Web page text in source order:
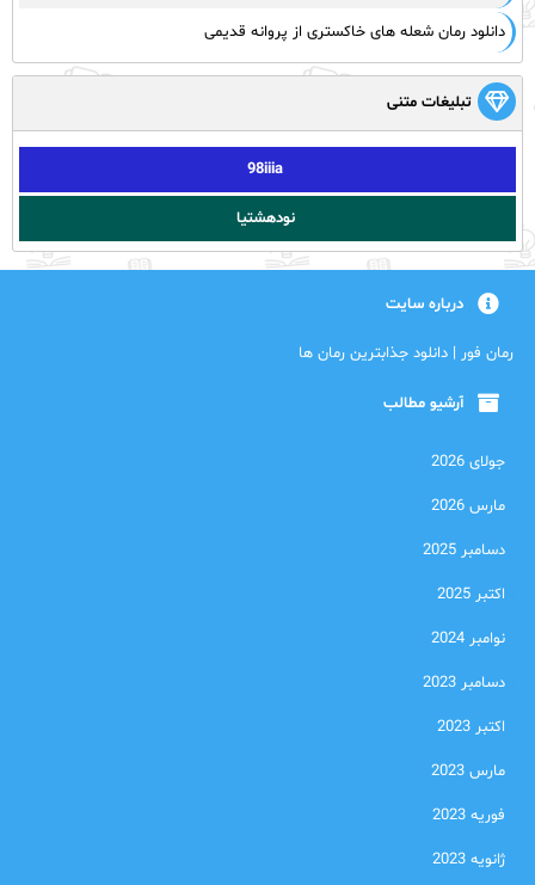
دانلود رمان شعله های خاکستری از پروانه قدیمی
تبلیغات متنی
98iiia
نودهشتیا
درباره سایت
رمان فور | دانلود جذابترین رمان ها
آرشیو مطالب
جولای 2026
مارس 2026
دسامبر 2025
اکتبر 2025
نوامبر 2024
دسامبر 2023
اکتبر 2023
مارس 2023
فوریه 2023
ژانویه 2023